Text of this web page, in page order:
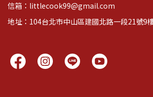
信箱：littlecook99@gmail.com
地址：104台北市中山區建國北路一段21號9